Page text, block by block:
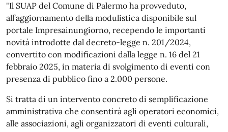
"Il SUAP del Comune di Palermo ha provveduto,
all’aggiornamento della modulistica disponibile sul
portale Impresainungiorno, recependo le importanti
novità introdotte dal decreto-legge n. 201/2024,
convertito con modificazioni dalla legge n. 16 del 21
febbraio 2025, in materia di svolgimento di eventi con
presenza di pubblico fino a 2.000 persone.
Si tratta di un intervento concreto di semplificazione
amministrativa che consentirà agli operatori economici,
alle associazioni, agli organizzatori di eventi culturali,